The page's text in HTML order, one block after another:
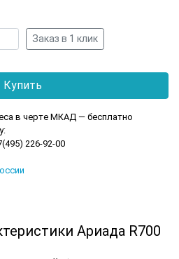
в черте МКАД — бесплатно
226-92-00
Ариада R700